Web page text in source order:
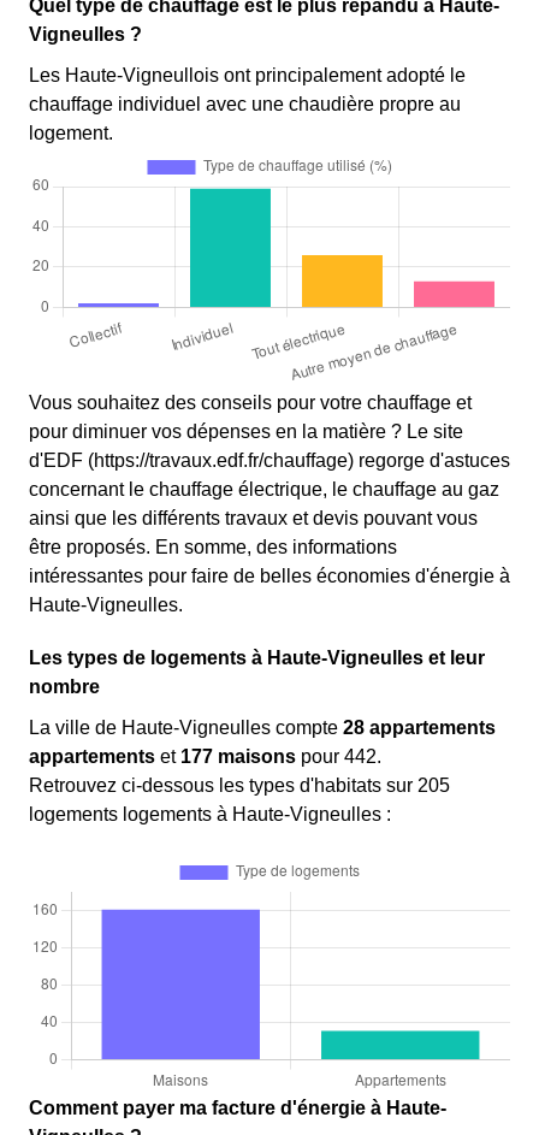
Quel type de chauffage est le plus répandu à Haute-
Vigneulles ?
Les Haute-Vigneullois ont principalement adopté le
chauffage individuel avec une chaudière propre au
logement.
Vous souhaitez des conseils pour votre chauffage et
pour diminuer vos dépenses en la matière ? Le site
d'EDF (https://travaux.edf.fr/chauffage) regorge d'astuces
concernant le chauffage électrique, le chauffage au gaz
ainsi que les différents travaux et devis pouvant vous
être proposés. En somme, des informations
intéressantes pour faire de belles économies d'énergie à
Haute-Vigneulles.
Les types de logements à Haute-Vigneulles et leur
nombre
La ville de Haute-Vigneulles compte 28 appartements
appartements et 177 maisons pour 442.
Retrouvez ci-dessous les types d'habitats sur 205
logements logements à Haute-Vigneulles :
Comment payer ma facture d'énergie à Haute-